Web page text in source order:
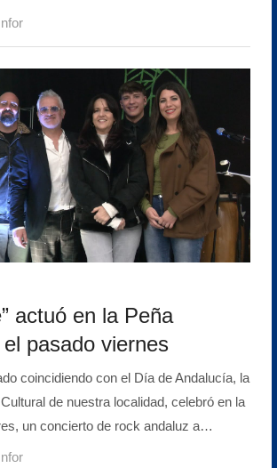
actuó en la Peña
pasado viernes
coincidiendo con el Día de Andalucía, la
de nuestra localidad, celebró en la
un concierto de rock andaluz a…